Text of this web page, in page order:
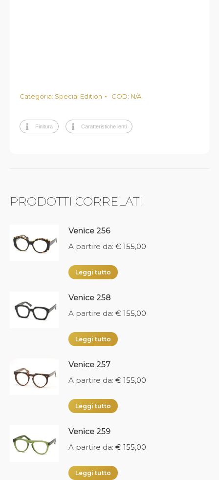
Categoria: Special Edition COD: N/A
Finitura Caratteristiche lenti
PRODOTTI CORRELATI
Venice 256
A partire da: € 155,00
Leggi tutto
Venice 258
A partire da: € 155,00
Leggi tutto
Venice 257
A partire da: € 155,00
Leggi tutto
Venice 259
A partire da: € 155,00
Leggi tutto